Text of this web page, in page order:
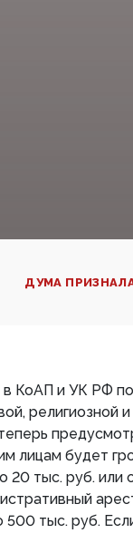
ДУМА
КоАП и УК РФ
религиозной
лицам будет
20 тыс. руб. или
тыс. руб.